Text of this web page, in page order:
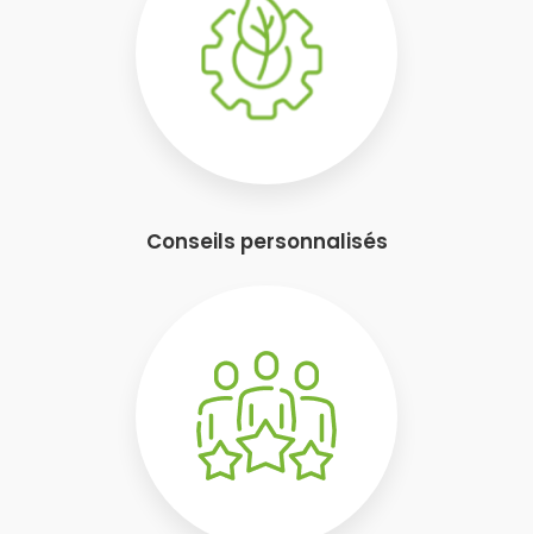
Conseils personnalisés